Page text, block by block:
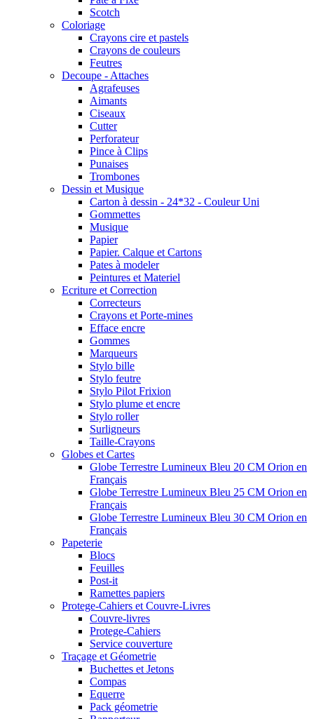
Scotch
Coloriage
Crayons cire et pastels
Crayons de couleurs
Feutres
Decoupe - Attaches
Agrafeuses
Aimants
Ciseaux
Cutter
Perforateur
Pince à Clips
Punaises
Trombones
Dessin et Musique
Carton à dessin - 24*32 - Couleur Uni
Gommettes
Musique
Papier
Papier. Calque et Cartons
Pates à modeler
Peintures et Materiel
Ecriture et Correction
Correcteurs
Crayons et Porte-mines
Efface encre
Gommes
Marqueurs
Stylo bille
Stylo feutre
Stylo Pilot Frixion
Stylo plume et encre
Stylo roller
Surligneurs
Taille-Crayons
Globes et Cartes
Globe Terrestre Lumineux Bleu 20 CM Orion en
Français
Globe Terrestre Lumineux Bleu 25 CM Orion en
Français
Globe Terrestre Lumineux Bleu 30 CM Orion en
Français
Papeterie
Blocs
Feuilles
Post-it
Ramettes papiers
Protege-Cahiers et Couvre-Livres
Couvre-livres
Protege-Cahiers
Service couverture
Traçage et Géometrie
Buchettes et Jetons
Compas
Equerre
Pack géometrie